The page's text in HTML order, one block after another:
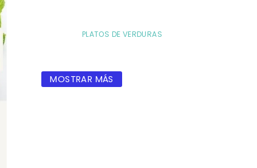
PLATOS DE VERDURAS
MOSTRAR MÁS